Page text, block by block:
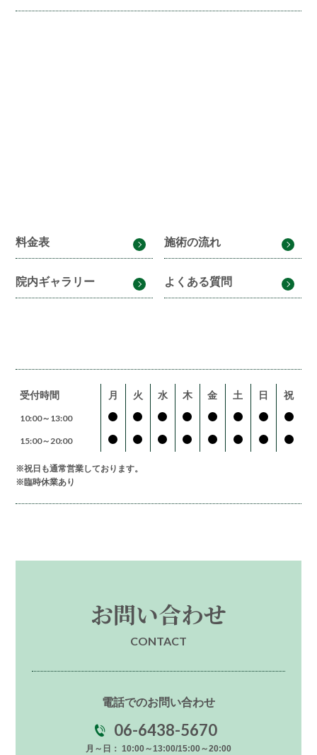
料金表 施術の流れ
院内ギャラリー よくある質問
受付時間 月 火 水 木 金 土 日 祝
10:00～13:00
15:00～20:00
※祝日も通常営業しております。
※臨時休業あり
お問い合わせ
CONTACT
電話でのお問い合わせ
06-6438-5670
月～日： 10:00～13:00/15:00～20:00